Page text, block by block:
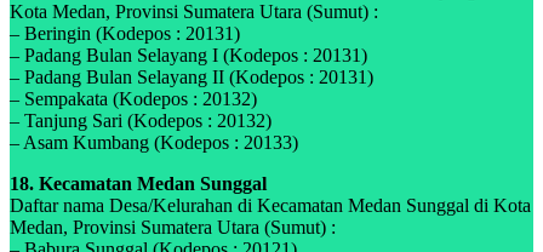
Kota Medan, Provinsi Sumatera Utara (Sumut) :
– Beringin (Kodepos : 20131)
– Padang Bulan Selayang I (Kodepos : 20131)
– Padang Bulan Selayang II (Kodepos : 20131)
– Sempakata (Kodepos : 20132)
– Tanjung Sari (Kodepos : 20132)
– Asam Kumbang (Kodepos : 20133)
18. Kecamatan Medan Sunggal
Daftar nama Desa/Kelurahan di Kecamatan Medan Sunggal di Kota
Medan, Provinsi Sumatera Utara (Sumut) :